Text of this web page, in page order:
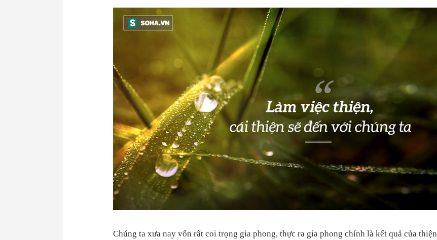
Chúng ta xưa nay vốn rất coi trọng gia phong, thực ra gia phong chính là kết quả của thiện